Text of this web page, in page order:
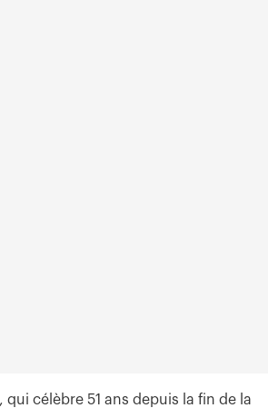
célèbre 51 ans depuis la fin de la